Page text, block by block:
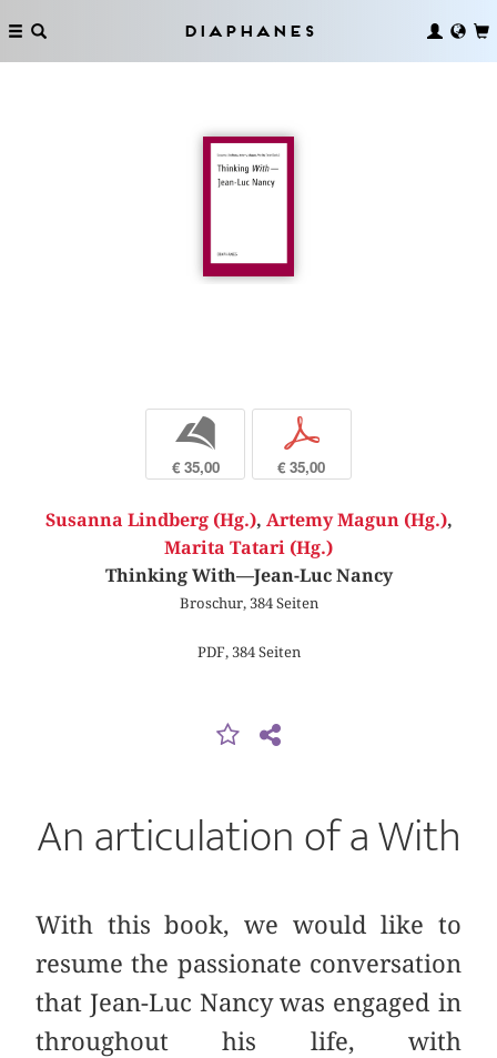
Diaphanes
b
€ 35,00
p
€ 35,00
Susanna Lindberg (Hg.), Artemy Magun (Hg.),
Marita Tatari (Hg.)
Thinking With—Jean-Luc Nancy
Broschur, 384 Seiten
PDF, 384 Seiten
An articulation of a With
With this book, we would like to
resume the passionate conversation
that Jean-Luc Nancy was engaged in
throughout his life, with